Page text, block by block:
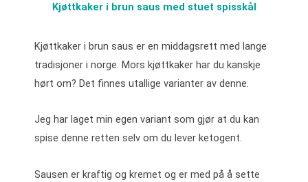
Kjøttkaker i brun saus med stuet spisskål
Kjøttkaker i brun saus er en middagsrett med lange
tradisjoner i norge. Mors kjøttkaker har du kanskje
hørt om? Det finnes utallige varianter av denne.
Jeg har laget min egen variant som gjør at du kan
spise denne retten selv om du lever ketogent.
Sausen er kraftig og kremet og er med på å sette